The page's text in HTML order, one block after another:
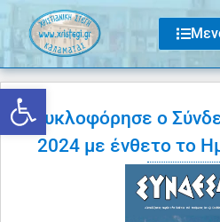
Κυκλοφόρησε ο
2024 με ένθετο το
Ανοίξτε τη γραμμή εργαλείων